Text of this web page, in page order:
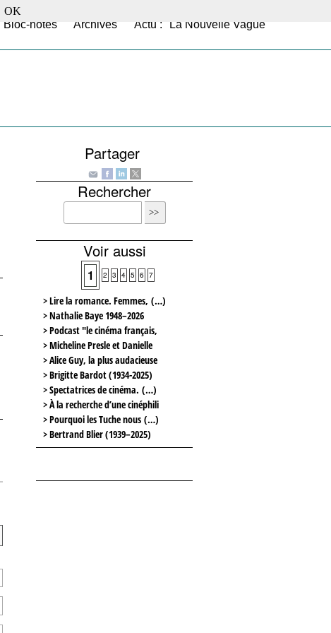
Bloc-notes Archives
Actu : "La Nouvelle Vague"
Partager
Rechercher
Voir aussi
1 2 3 4 5 6 7
> Lire la romance. Femmes, (…)
> Nathalie Baye 1948–2026
> Podcast "le cinéma français,
> Micheline Presle et Danielle
> Alice Guy, la plus audacieuse
> Brigitte Bardot (1934-2025)
> Spectatrices de cinéma. (…)
> À la recherche d’une cinéphili
> Pourquoi les Tuche nous (…)
> Bertrand Blier (1939–2025)
OK